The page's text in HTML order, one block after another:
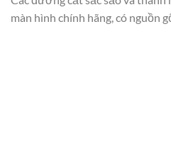
màn hình chính hãng, có nguồn